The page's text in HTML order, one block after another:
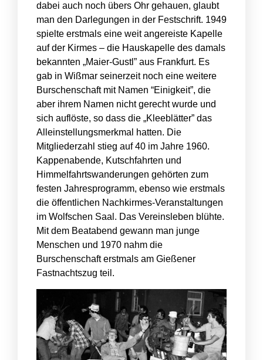
dabei auch noch übers Ohr gehauen, glaubt
man den Darlegungen in der Festschrift. 1949
spielte erstmals eine weit angereiste Kapelle
auf der Kirmes – die Hauskapelle des damals
bekannten „Maier-Gustl” aus Frankfurt. Es
gab in Wißmar seinerzeit noch eine weitere
Burschenschaft mit Namen “Einigkeit”, die
aber ihrem Namen nicht gerecht wurde und
sich auflöste, so dass die „Kleeblätter” das
Alleinstellungsmerkmal hatten. Die
Mitgliederzahl stieg auf 40 im Jahre 1960.
Kappenabende, Kutschfahrten und
Himmelfahrtswanderungen gehörten zum
festen Jahresprogramm, ebenso wie erstmals
die öffentlichen Nachkirmes-Veranstaltungen
im Wolfschen Saal. Das Vereinsleben blühte.
Mit dem Beatabend gewann man junge
Menschen und 1970 nahm die
Burschenschaft erstmals am Gießener
Fastnachtszug teil.